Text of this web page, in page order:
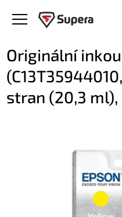
Originální
stran (20,3 ml),